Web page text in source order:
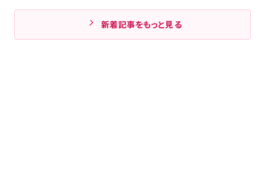
新着記事をもっと見る